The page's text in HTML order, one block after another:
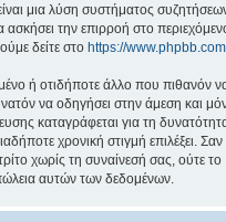
μια λύση συστήματος
την επιρροή στο
δείτε στο https://
ή οτιδήποτε άλλο που πιθανόν
να οδηγήσει στην άμεση και
καταγράφεται για τη
χρονική στιγμή επιλέξει. Σαν
χωρίς τη συναίνεσή σας, ούτε το
αυτών των δεδομένων.